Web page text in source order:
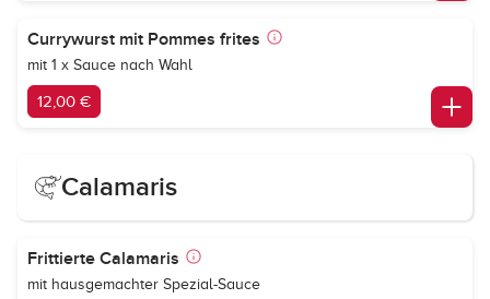
Currywurst mit Pommes frites
mit 1 x Sauce nach Wahl
12,00 €
Calamaris
Frittierte Calamaris
mit hausgemachter Spezial-Sauce